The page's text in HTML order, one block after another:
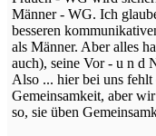
Männer - WG. Ich
besseren
als Männer. Aber alles
auch), seine Vor - u n d
Also ... hier bei uns fehlt
Gemeinsamkeit, aber
so, sie üben